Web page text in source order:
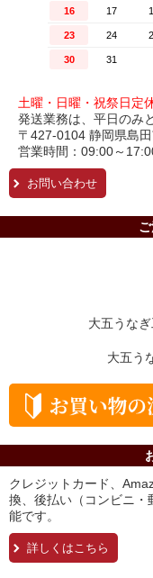
土曜・日曜・祝祭日定
発送業務は、平日のみ
〒427-0104 静岡県島
営業時間：09:00～
お問い合わせ
大五うな
大五う
クレジットカード、
換、後払い（コンビニ・
能です。
詳しくはこちら